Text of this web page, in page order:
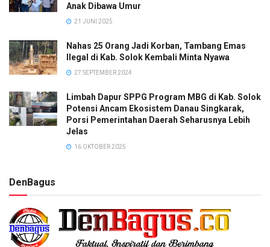
Anak Dibawa Umur
21 JUNI 2025
Nahas 25 Orang Jadi Korban, Tambang Emas
Ilegal di Kab. Solok Kembali Minta Nyawa
27 SEPTEMBER 2024
Limbah Dapur SPPG Program MBG di Kab. Solok
Potensi Ancam Ekosistem Danau Singkarak,
Porsi Pemerintahan Daerah Seharusnya Lebih
Jelas
16 OKTOBER 2025
DenBagus